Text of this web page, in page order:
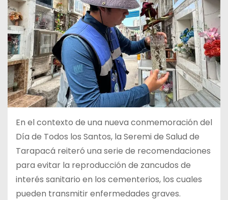
En el contexto de una nueva conmemoración del
Día de Todos los Santos, la Seremi de Salud de
Tarapacá reiteró una serie de recomendaciones
para evitar la reproducción de zancudos de
interés sanitario en los cementerios, los cuales
pueden transmitir enfermedades graves.